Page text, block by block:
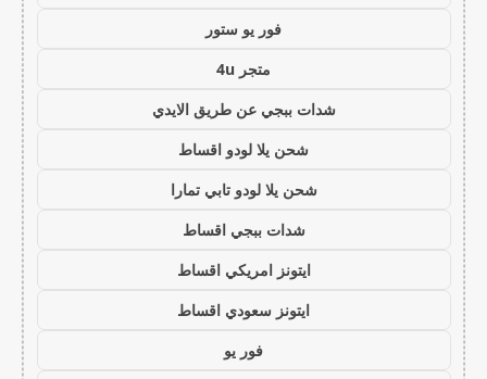
فور يو ستور
متجر 4u
شدات ببجي عن طريق الايدي
شحن يلا لودو اقساط
شحن يلا لودو تابي تمارا
شدات ببجي اقساط
ايتونز امريكي اقساط
ايتونز سعودي اقساط
فور يو